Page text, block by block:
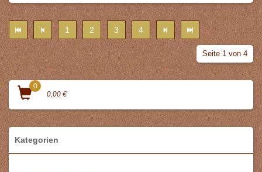
1 2 3 4
Seite 1 von 4
0
0,00 €
Kategorien